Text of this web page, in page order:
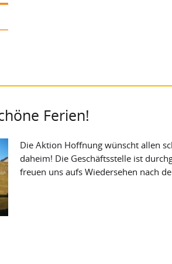
Ferien!
Die Aktion Hoffnung wünscht allen
daheim! Die Geschäftsstelle ist
freuen uns aufs Wiedersehen nach